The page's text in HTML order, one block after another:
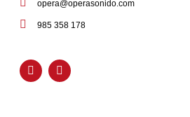
opera@operasonido.com
985 358 178